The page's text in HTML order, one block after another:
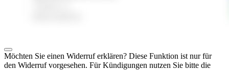
Möchten Sie einen Widerruf erklären? Diese Funktion ist nur für
den Widerruf vorgesehen. Für Kündigungen nutzen Sie bitte die